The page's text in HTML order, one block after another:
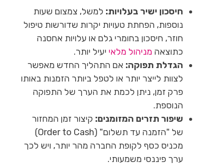
חיסכון ישיר בעלויות: למשל, צמצום שעות
נוספות, הפחתת טעויות יקרות שדורשות טיפול
חוזר, חיסכון בחומרי גלם או עלויות אחסנה
כתוצאה מניהול מלאי יעיל יותר.
הגדלת תפוקה: אם התהליך החדש מאפשר
לצוות לייצר יותר או לטפל ביותר הזמנות באותו
פרק זמן, ניתן לכמת את הערך של התפוקה
הנוספת.
שיפור תזרים המזומנים: קיצור זמן המחזור
של "הזמנה עד תשלום" (Order to Cash)
מכניס כסף לקופת החברה מהר יותר, ויש לכך
ערך פיננסי משמעותי.